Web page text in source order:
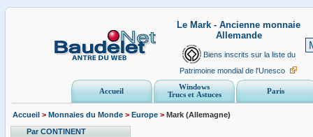
Le Mark - Ancienne monnaie
Allemande
Biens inscrits sur la liste du
Patrimoine mondial de l'Unesco
Accueil
Windows
Trucs et Astuces
Paris
Accueil > Monnaies du Monde > Europe > Mark (Allemagne)
Par CONTINENT